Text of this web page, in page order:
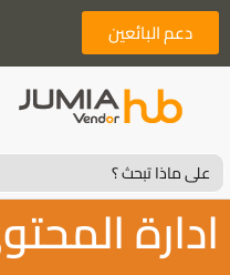
دعم البائعين
Search
for:
ادارة